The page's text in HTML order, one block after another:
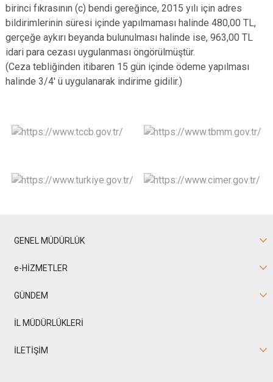
birinci fıkrasının (c) bendi gereğince, 2015 yılı için adres
bildirimlerinin süresi içinde yapılmaması halinde 480,00 TL,
gerçeğe aykırı beyanda bulunulması halinde ise, 963,00 TL
idari para cezası uygulanması öngörülmüştür.
(Ceza tebliğinden itibaren 15 gün içinde ödeme yapılması
halinde 3/4' ü uygulanarak indirime gidilir.)
GENEL MÜDÜRLÜK
e-HİZMETLER
GÜNDEM
İL MÜDÜRLÜKLERİ
İLETİŞİM